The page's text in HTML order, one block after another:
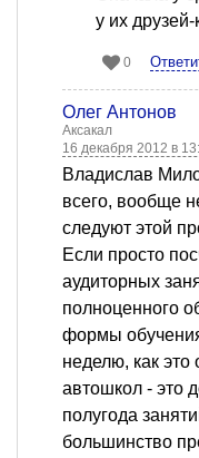
у их друзей-
0
Олег Антонов
Аксакал
16 декабря 2012 в
Владислав
всего, вообще
следуют этой
Если просто
аудиторных
полноценного
формы
неделю, как
автошкол - это
полугода
большинство